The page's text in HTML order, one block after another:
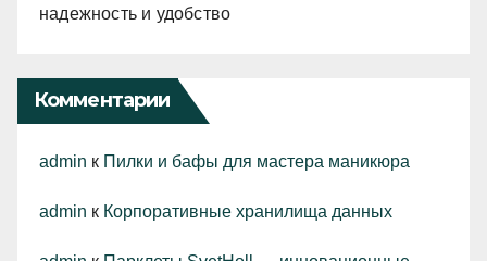
надежность и удобство
Комментарии
admin к Пилки и бафы для мастера маникюра
admin к Корпоративные хранилища данных